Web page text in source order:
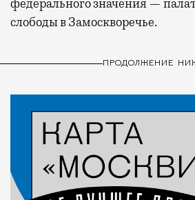
федерального значения —
слободы в Замоскворечье.
ПРОДОЛЖЕНИЕ